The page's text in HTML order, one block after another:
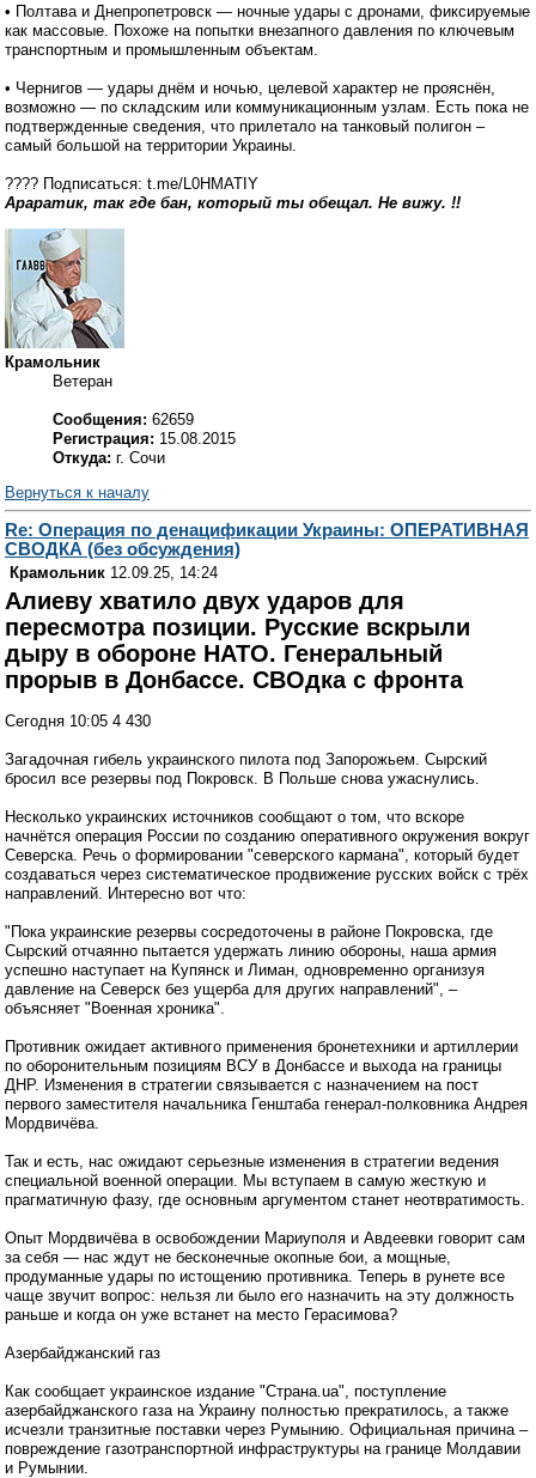
• Полтава и Днепропетровск — ночные удары с дронами, фиксируемые
как массовые. Похоже на попытки внезапного давления по ключевым
транспортным и промышленным объектам.
• Чернигов — удары днём и ночью, целевой характер не прояснён,
возможно — по складским или коммуникационным узлам. Есть пока не
подтвержденные сведения, что прилетало на танковый полигон –
самый большой на территории Украины.
???? Подписаться: t.me/L0HMATIY
Араратик, так где бан, который ты обещал. Не вижу. !!
Крамольник
Ветеран
Сообщения: 62659
Регистрация: 15.08.2015
Откуда: г. Сочи
Вернуться к началу
Re: Операция по денацификации Украины: ОПЕРАТИВНАЯ
СВОДКА (без обсуждения)
Крамольник 12.09.25, 14:24
Алиеву хватило двух ударов для
пересмотра позиции. Русские вскрыли
дыру в обороне НАТО. Генеральный
прорыв в Донбассе. СВОдка с фронта
Сегодня 10:05 4 430
Загадочная гибель украинского пилота под Запорожьем. Сырский
бросил все резервы под Покровск. В Польше снова ужаснулись.
Несколько украинских источников сообщают о том, что вскоре
начнётся операция России по созданию оперативного окружения вокруг
Северска. Речь о формировании "северского кармана", который будет
создаваться через систематическое продвижение русских войск с трёх
направлений. Интересно вот что:
"Пока украинские резервы сосредоточены в районе Покровска, где
Сырский отчаянно пытается удержать линию обороны, наша армия
успешно наступает на Купянск и Лиман, одновременно организуя
давление на Северск без ущерба для других направлений", –
объясняет "Военная хроника".
Противник ожидает активного применения бронетехники и артиллерии
по оборонительным позициям ВСУ в Донбассе и выхода на границы
ДНР. Изменения в стратегии связывается с назначением на пост
первого заместителя начальника Генштаба генерал-полковника Андрея
Мордвичёва.
Так и есть, нас ожидают серьезные изменения в стратегии ведения
специальной военной операции. Мы вступаем в самую жесткую и
прагматичную фазу, где основным аргументом станет неотвратимость.
Опыт Мордвичёва в освобождении Мариуполя и Авдеевки говорит сам
за себя — нас ждут не бесконечные окопные бои, а мощные,
продуманные удары по истощению противника. Теперь в рунете все
чаще звучит вопрос: нельзя ли было его назначить на эту должность
раньше и когда он уже встанет на место Герасимова?
Азербайджанский газ
Как сообщает украинское издание "Страна.ua", поступление
азербайджанского газа на Украину полностью прекратилось, а также
исчезли транзитные поставки через Румынию. Официальная причина –
повреждение газотранспортной инфраструктуры на границе Молдавии
и Румынии.